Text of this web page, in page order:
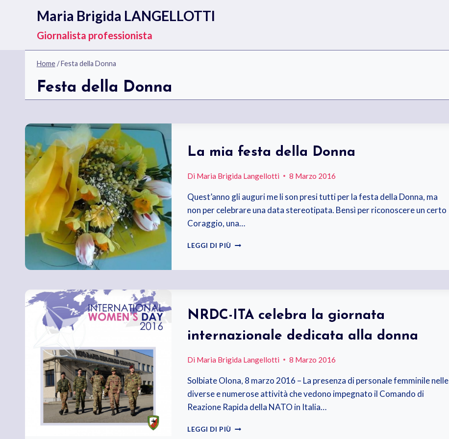
contenuto
Maria Brigida LANGELLOTTI
Giornalista professionista
Home/Festa della Donna
Festa della Donna
La mia festa della Donna
Di Maria Brigida Langellotti 8 Marzo 2016
Quest’anno gli auguri me li son presi tutti per la festa della Donna, ma
non per celebrare una data stereotipata. Bensì per riconoscere un certo
Coraggio, una…
LEGGI DI PIÙ LA
NRDC-ITA celebra la giornata
internazionale dedicata alla donna
Di Maria Brigida Langellotti 8 Marzo 2016
Solbiate Olona, 8 marzo 2016 – La presenza di personale femminile nelle
diverse e numerose attività che vedono impegnato il Comando di
Reazione Rapida della NATO in Italia…
LEGGI DI PIÙ NRDC-